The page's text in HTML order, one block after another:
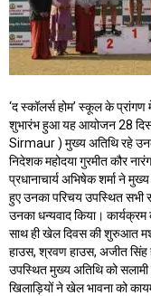
‘द स्कॉलर्स होम’ स्कूल के
शुभारंभ हुआ यह आयोजन 28
Sirmaur ) मुख्य अतिथि रहे
निदेशक महोदया गुरमीत कौर
प्रधानाचार्य अभिषेक शर्मा ने
हुए उनका परिचय उपस्थित सभी
उनका धन्यवाद किया।
साथ ही खेल दिवस की शुरुआत
हाउस, श्रवण हाउस, अजीत
उपस्थित मुख्य अतिथि को
खिलाड़ियों ने खेल भावना को